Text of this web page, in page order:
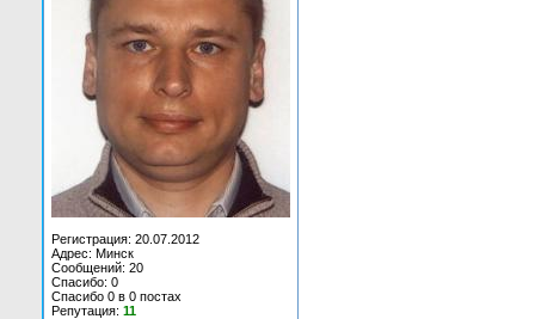
Регистрация: 20.07.2012
Адрес: Минск
Сообщений: 20
Спасибо: 0
Спасибо 0 в 0 постах
Репутация: 11